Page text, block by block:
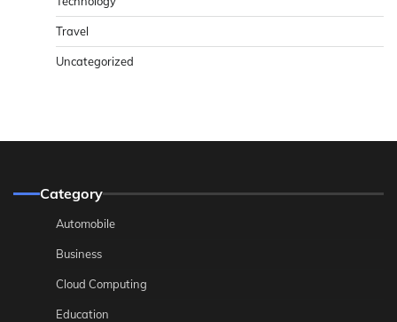
Travel
Uncategorized
Category
Automobile
Business
Cloud Computing
Education